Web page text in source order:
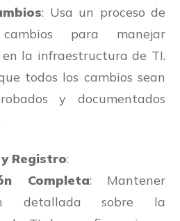
: Usa un proceso de
para manejar
en la infraestructura de TI.
todos los cambios sean
y documentados
Registro:
Completa: Mantener
detallada sobre la